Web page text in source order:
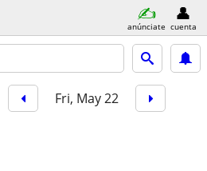
anúnciate cuenta
Fri, May 22